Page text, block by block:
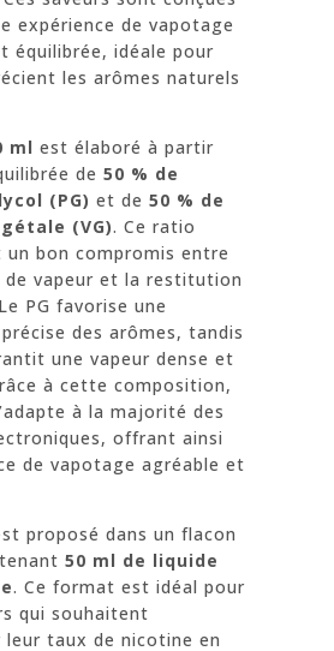
expérience de vapotage
équilibrée, idéale pour
les arômes naturels
ml est élaboré à partir
de 50 % de
(PG) et de 50 % de
(VG). Ce ratio
un bon compromis entre
vapeur et la restitution
PG favorise une
des arômes, tandis
une vapeur dense et
à cette composition,
à la majorité des
offrant ainsi
de vapotage agréable et
proposé dans un flacon
50 ml de liquide
. Ce format est idéal pour
qui souhaitent
leur taux de nicotine en